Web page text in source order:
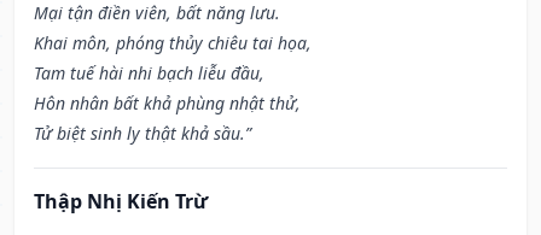
Mại tận điền viên, bất năng lưu.
Khai môn, phóng thủy chiêu tai họa,
Tam tuế hài nhi bạch liễu đầu,
Hôn nhân bất khả phùng nhật thử,
Tử biệt sinh ly thật khả sầu.”
Thập Nhị Kiến Trừ